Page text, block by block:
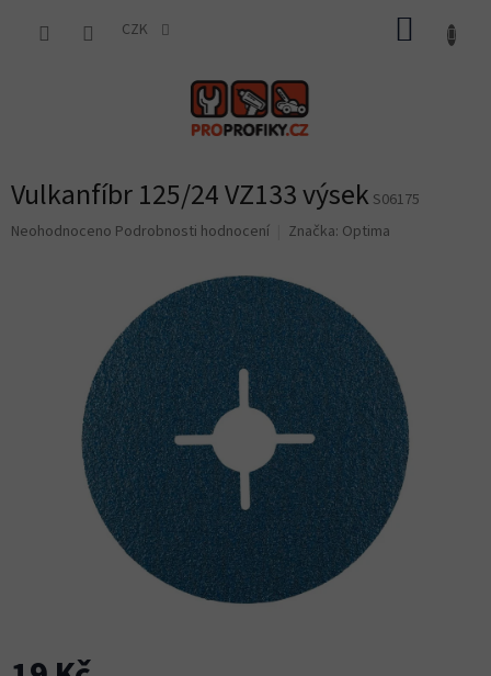
CZK
Vulkanfíbr 125/24 VZ133 výsek S06175
Průměrné
Neohodnoceno Podrobnosti hodnocení Značka: Optima